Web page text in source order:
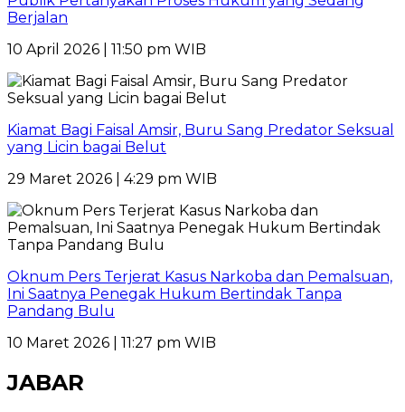
Berjalan
10 April 2026 | 11:50 pm WIB
Kiamat Bagi Faisal Amsir, Buru Sang Predator Seksual
yang Licin bagai Belut
29 Maret 2026 | 4:29 pm WIB
Oknum Pers Terjerat Kasus Narkoba dan Pemalsuan,
Ini Saatnya Penegak Hukum Bertindak Tanpa
Pandang Bulu
10 Maret 2026 | 11:27 pm WIB
JABAR